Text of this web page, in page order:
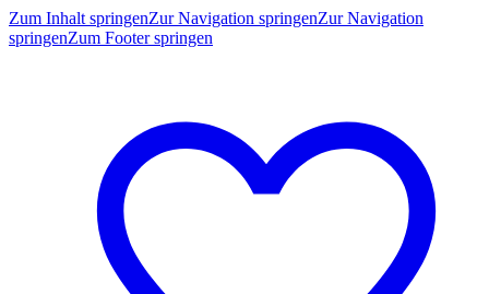
Zum Inhalt springenZur Navigation springenZur Navigation
springenZum Footer springen